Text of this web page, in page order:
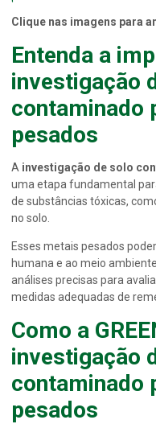
Clique nas imagens para
Entenda a
investigação
contaminado
pesados
A investigação de solo
uma etapa fundamental
de substâncias tóxicas,
no solo.
Esses metais pesados
humana e ao meio
análises precisas para
medidas adequadas de
Como a
investigação
contaminado
pesados